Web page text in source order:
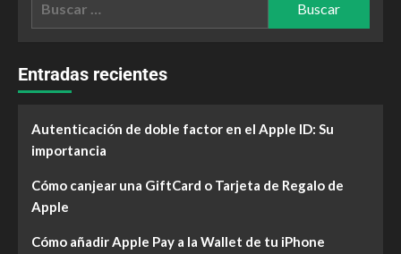
Entradas recientes
Autenticación de doble factor en el Apple ID: Su
importancia
Cómo canjear una GiftCard o Tarjeta de Regalo de
Apple
Cómo añadir Apple Pay a la Wallet de tu iPhone